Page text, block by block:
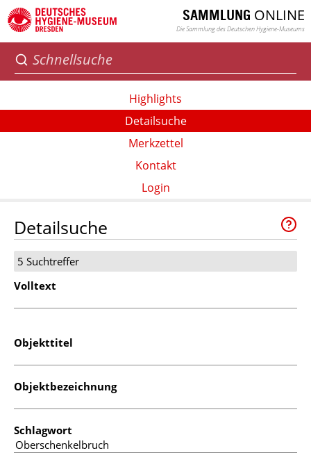
SAMMLUNG ONLINE
Die Sammlung des Deutschen Hygiene-Museums
Highlights
Detailsuche
Merkzettel
Kontakt
Login
Detailsuche
5 Suchtreffer
Volltext
Objekttitel
Objektbezeichnung
Schlagwort